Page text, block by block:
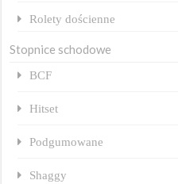
Rolety dościenne
Stopnice schodowe
BCF
Hitset
Podgumowane
Shaggy